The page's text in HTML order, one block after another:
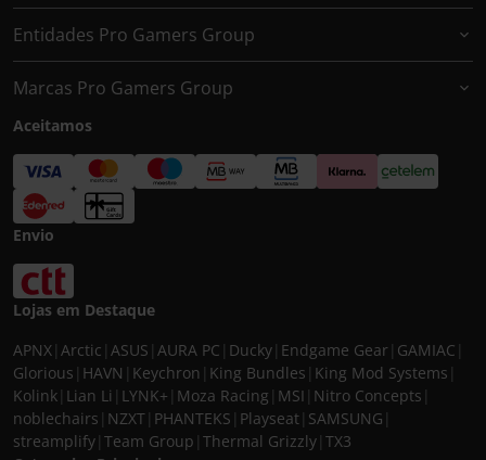
Entidades Pro Gamers Group
Marcas Pro Gamers Group
Aceitamos
Envio
Lojas em Destaque
APNX Arctic ASUS AURA PC Ducky Endgame Gear GAMIAC
Glorious HAVN Keychron King Bundles King Mod Systems
Kolink Lian Li LYNK+ Moza Racing MSI Nitro Concepts
noblechairs NZXT PHANTEKS Playseat SAMSUNG
streamplify Team Group Thermal Grizzly TX3